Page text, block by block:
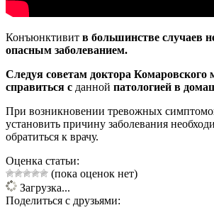
Конъюнктивит в большинстве случаев
опасным заболеванием.
Следуя советам доктора
справиться с данной патологией в
При возникновении тревожных
установить причину заболевания
обратиться к врачу.
Оценка статьи:
(пока оценок нет)
Загрузка...
Поделиться с друзьями: